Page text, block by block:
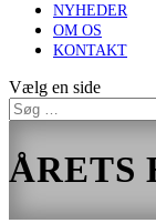
NYHEDER
OM OS
KONTAKT
Vælg en side
ÅRETS